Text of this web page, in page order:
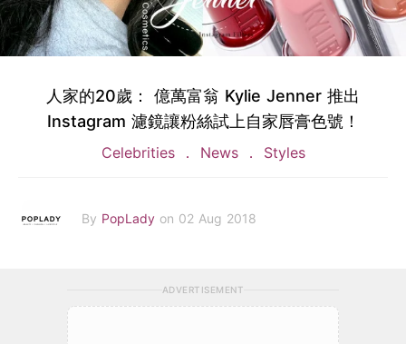
人家的20歲： 億萬富翁 Kylie Jenner 推出
Instagram 濾鏡讓粉絲試上自家唇膏色號！
Celebrities News Styles
By PopLady on 02 Aug 2018
ADVERTISEMENT